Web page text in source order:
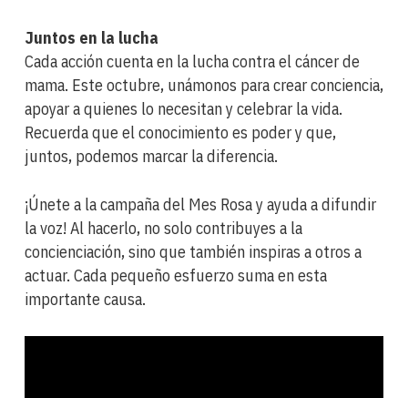
Juntos en la lucha
Cada acción cuenta en la lucha contra el cáncer de
mama. Este octubre, unámonos para crear conciencia,
apoyar a quienes lo necesitan y celebrar la vida.
Recuerda que el conocimiento es poder y que,
juntos, podemos marcar la diferencia.
¡Únete a la campaña del Mes Rosa y ayuda a difundir
la voz! Al hacerlo, no solo contribuyes a la
concienciación, sino que también inspiras a otros a
actuar. Cada pequeño esfuerzo suma en esta
importante causa.